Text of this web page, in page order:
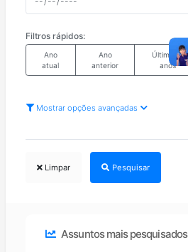
Filtros rápidos:
Ano
atual
Ano
anterior
Últimos 5
anos
Mostrar opções avançadas
Limpar Pesquisar
Assuntos mais pesquisados